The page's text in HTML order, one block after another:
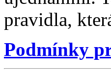
pravidla,
Podmínky